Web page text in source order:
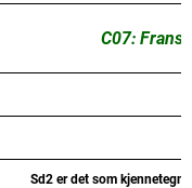
C07:
Sd2 er det som